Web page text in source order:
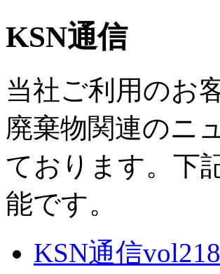
KSN通信
当社ご利用のお
廃棄物関連のニ
ております。下
能です。
KSN通信